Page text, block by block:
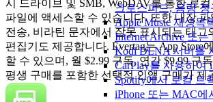
크로스피드, 음량 정
Apple Music 재생목
Internet Archive 또
Kodi DLNA 서버를
CarPlay를 사용하여
Spotify에서 로컬 트
iPhone 또는 MAC
시 드라이브 및 SMB, WebDAV를 통한 로
파일에 액세스할 수 있습니다. 또한 내장
전송, 비라틴 문자에서 잘못 표시되는 태그
편집기도 제공합니다. Evertag는 App Store
할 수 있으며, 월 $2.99 구독, 연간 $9.99 구
평생 구매를 포함한 선택적 인앱 구매가 제